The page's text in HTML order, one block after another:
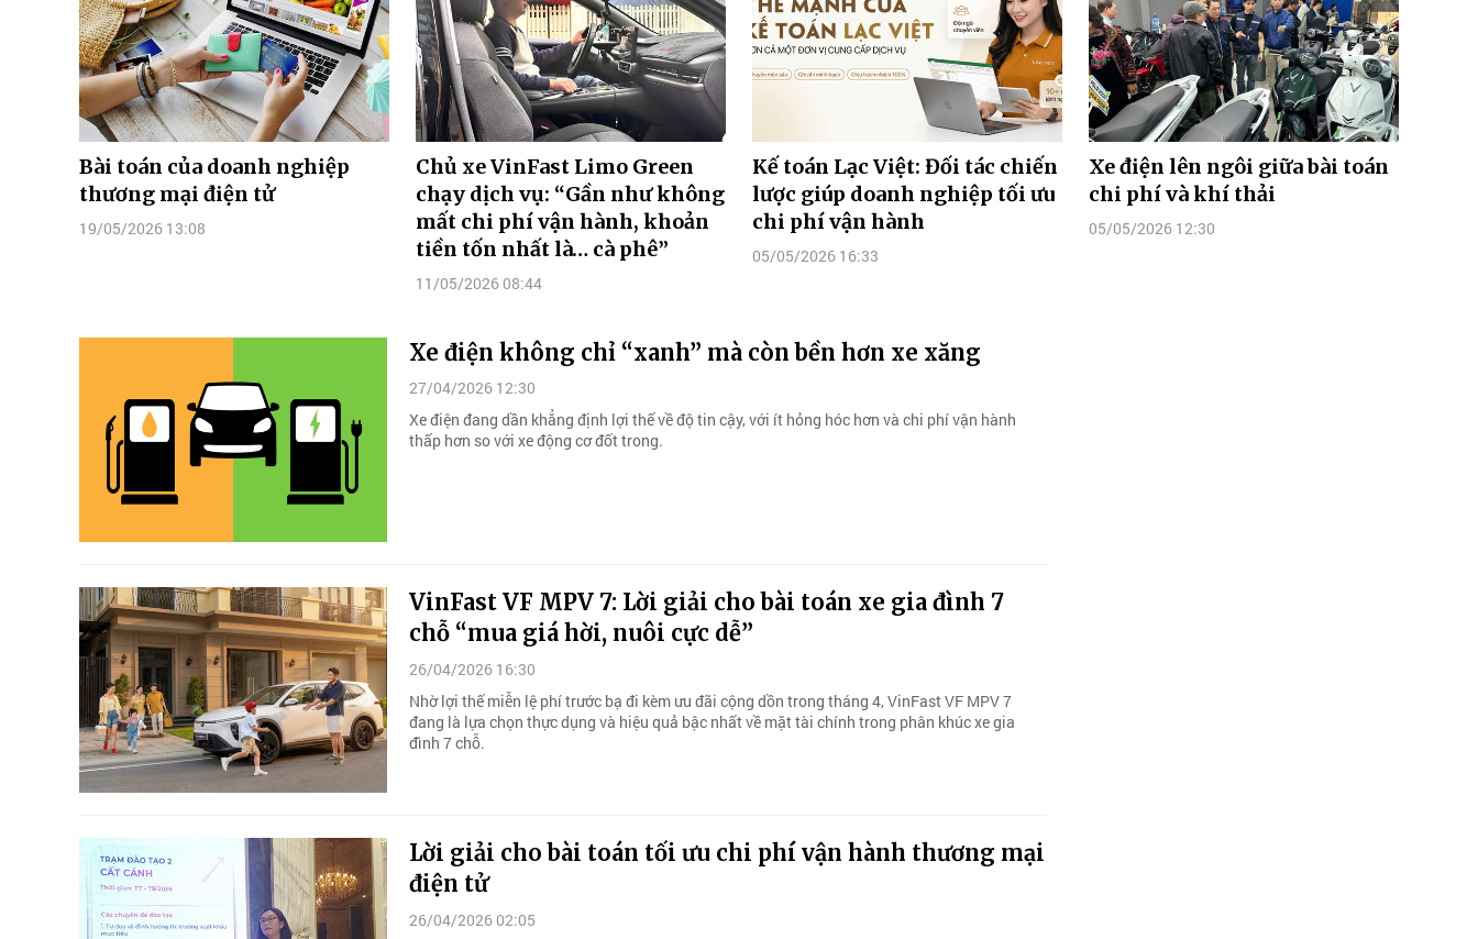
Bài toán của doanh nghiệp
thương mại điện tử
19/05/2026 13:08
Chủ xe VinFast Limo Green
chạy dịch vụ: “Gần như không
mất chi phí vận hành, khoản
tiền tốn nhất là… cà phê”
11/05/2026 08:44
Kế toán Lạc Việt: Đối tác chiến
lược giúp doanh nghiệp tối ưu
chi phí vận hành
05/05/2026 16:33
Xe điện lên ngôi giữa bài toán
chi phí và khí thải
05/05/2026 12:30
Xe điện không chỉ “xanh” mà còn bền hơn xe xăng
27/04/2026 12:30
Xe điện đang dần khẳng định lợi thế về độ tin cậy, với ít hỏng hóc hơn và chi phí vận hành
thấp hơn so với xe động cơ đốt trong.
VinFast VF MPV 7: Lời giải cho bài toán xe gia đình 7
chỗ “mua giá hời, nuôi cực dễ”
26/04/2026 16:30
Nhờ lợi thế miễn lệ phí trước bạ đi kèm ưu đãi cộng dồn trong tháng 4, VinFast VF MPV 7
đang là lựa chọn thực dụng và hiệu quả bậc nhất về mặt tài chính trong phân khúc xe gia
đình 7 chỗ.
Lời giải cho bài toán tối ưu chi phí vận hành thương mại
điện tử
26/04/2026 02:05